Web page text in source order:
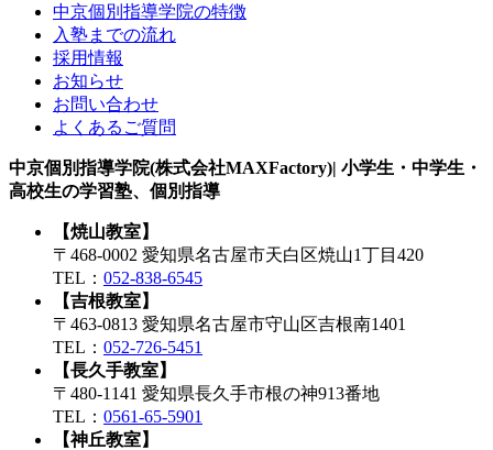
中京個別指導学院の特徴
入塾までの流れ
採用情報
お知らせ
お問い合わせ
よくあるご質問
中京個別指導学院(株式会社MAXFactory)| 小学生・中学生・
高校生の学習塾、個別指導
【焼山教室】
〒468-0002 愛知県名古屋市天白区焼山1丁目420
TEL： 052-838-6545
【吉根教室】
〒463-0813 愛知県名古屋市守山区吉根南1401
TEL： 052-726-5451
【長久手教室】
〒480-1141 愛知県長久手市根の神913番地
TEL： 0561-65-5901
【神丘教室】